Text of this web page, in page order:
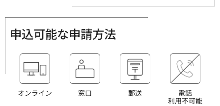
申込可能な申請方法
オンライン 窓口 郵送
電話
利用不可能